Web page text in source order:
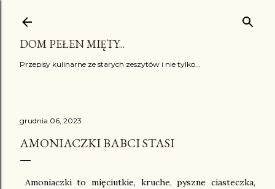
DOM PEŁEN MIĘTY...
Przepisy kulinarne ze starych zeszytów i nie tylko...
grudnia 06, 2023
AMONIACZKI BABCI STASI
Amoniaczki to mięciutkie, kruche, pyszne ciasteczka,